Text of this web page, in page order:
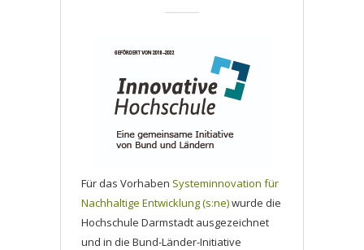
Für das Vorhaben Systeminnovation für
Nachhaltige Entwicklung (s:ne)wurde die
Hochschule Darmstadt ausgezeichnet
und in die Bund-Länder-Initiative